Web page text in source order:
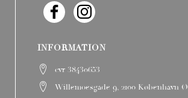
INFORMATION
cvr 38430653
Willemoesgade 9, 2100 København Ø